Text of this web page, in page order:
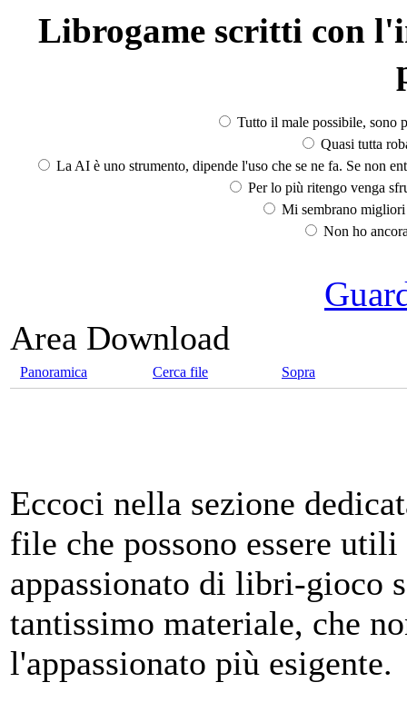
Librogame scritti con
Tutto il male possibile, sono
Quasi tutta
La AI è uno strumento, dipende l'uso che se ne fa. Se non
Per lo più ritengo venga
Mi sembrano
Non ho
Area Download
Panoramica Cerca file Sopra
Eccoci nella sezione
file che possono essere
appassionato di libri-gioco
tantissimo materiale, che
l'appassionato più esigente.